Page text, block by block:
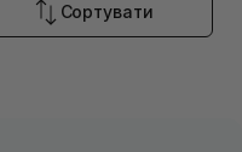
Сортувати